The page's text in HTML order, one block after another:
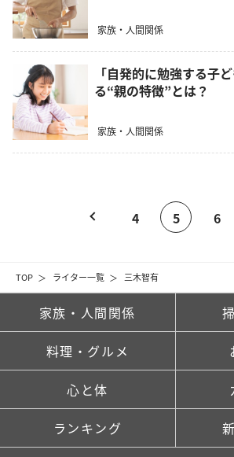
TOP ライター一覧 三木智有
家族・人間関係
「自発的に勉強する子
る“親の特徴”とは？
家族・人間関係
4 5 6
家族・人間関係
料理・グルメ
心と体
ランキング